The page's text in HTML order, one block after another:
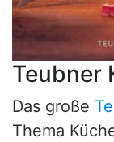
Teubner
Das große
Thema